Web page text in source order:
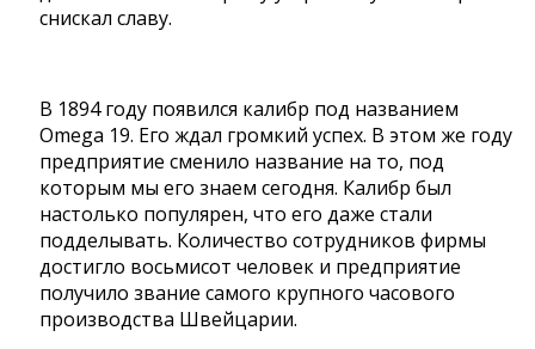
снискал славу.
В 1894 году появился калибр под названием
Omega 19. Его ждал громкий успех. В этом же году
предприятие сменило название на то, под
которым мы его знаем сегодня. Калибр был
настолько популярен, что его даже стали
подделывать. Количество сотрудников фирмы
достигло восьмисот человек и предприятие
получило звание самого крупного часового
производства Швейцарии.